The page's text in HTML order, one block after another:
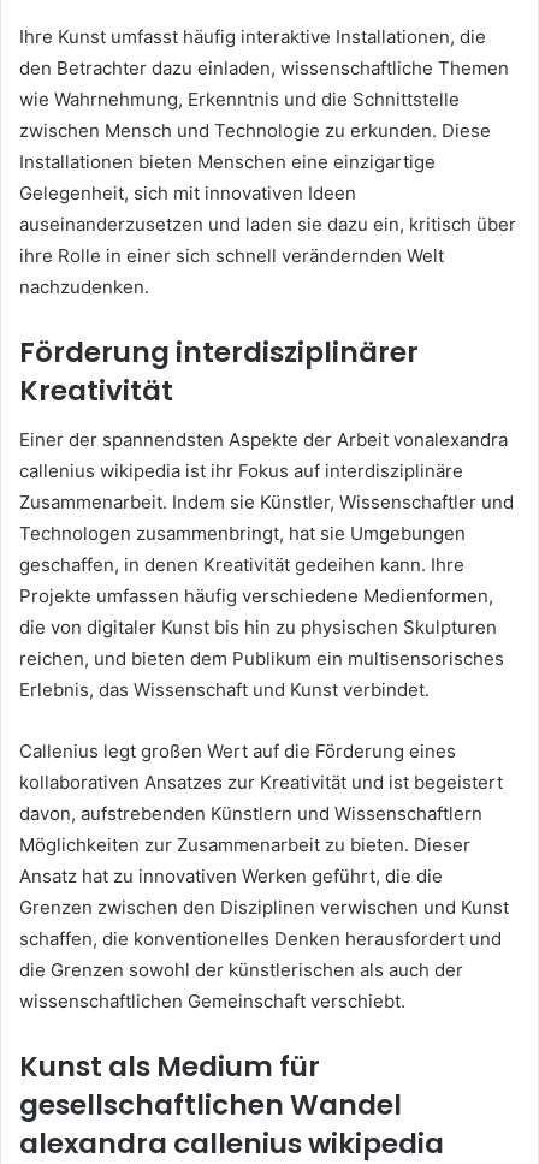
Ihre Kunst umfasst häufig interaktive Installationen, die
den Betrachter dazu einladen, wissenschaftliche Themen
wie Wahrnehmung, Erkenntnis und die Schnittstelle
zwischen Mensch und Technologie zu erkunden. Diese
Installationen bieten Menschen eine einzigartige
Gelegenheit, sich mit innovativen Ideen
auseinanderzusetzen und laden sie dazu ein, kritisch über
ihre Rolle in einer sich schnell verändernden Welt
nachzudenken.
Förderung interdisziplinärer
Kreativität
Einer der spannendsten Aspekte der Arbeit vonalexandra
callenius wikipedia ist ihr Fokus auf interdisziplinäre
Zusammenarbeit. Indem sie Künstler, Wissenschaftler und
Technologen zusammenbringt, hat sie Umgebungen
geschaffen, in denen Kreativität gedeihen kann. Ihre
Projekte umfassen häufig verschiedene Medienformen,
die von digitaler Kunst bis hin zu physischen Skulpturen
reichen, und bieten dem Publikum ein multisensorisches
Erlebnis, das Wissenschaft und Kunst verbindet.
Callenius legt großen Wert auf die Förderung eines
kollaborativen Ansatzes zur Kreativität und ist begeistert
davon, aufstrebenden Künstlern und Wissenschaftlern
Möglichkeiten zur Zusammenarbeit zu bieten. Dieser
Ansatz hat zu innovativen Werken geführt, die die
Grenzen zwischen den Disziplinen verwischen und Kunst
schaffen, die konventionelles Denken herausfordert und
die Grenzen sowohl der künstlerischen als auch der
wissenschaftlichen Gemeinschaft verschiebt.
Kunst als Medium für
gesellschaftlichen Wandel
alexandra callenius wikipedia